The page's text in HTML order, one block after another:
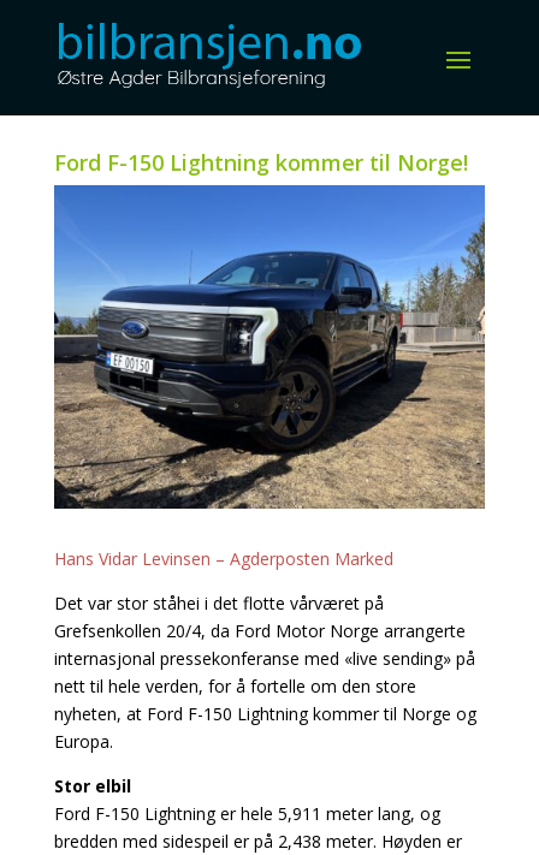
Ford F-150 Lightning kommer til Norge!
Hans Vidar Levinsen – Agderposten Marked
Det var stor ståhei i det flotte vårværet på
Grefsenkollen 20/4, da Ford Motor Norge arrangerte
internasjonal pressekonferanse med «live sending» på
nett til hele verden, for å fortelle om den store
nyheten, at Ford F-150 Lightning kommer til Norge og
Europa.
Stor elbil
Ford F-150 Lightning er hele 5,911 meter lang, og
bredden med sidespeil er på 2,438 meter. Høyden er